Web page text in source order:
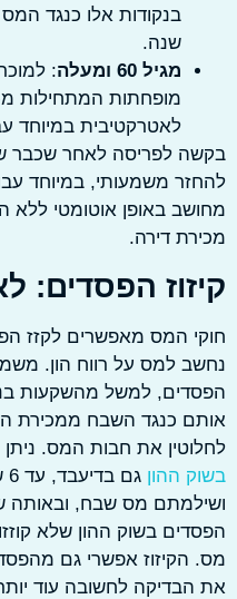
בנקודות אלו כנגד המס
מגיל 60 ומעלה
לאטרקטיבית במיוחד עבורם.
לפריסה לאחר שכבר שולם
משמעותי, במיוחד עבור
באופן אוטומטי ללא
דירה.
הפסדים: לא
המס מאפשרים לקזז הפסדי
למס על רווח הון. משמעות
למשל מהשקעות בניירות
כנגד השבח ממכירת הדירה
את חבות המס. ניתן
ההון
גם
מס שבח, ובאותה שנה
בשוק ההון שלא קוזזו,
אפשרי גם מהפסדים
לחשובה עוד יותר.